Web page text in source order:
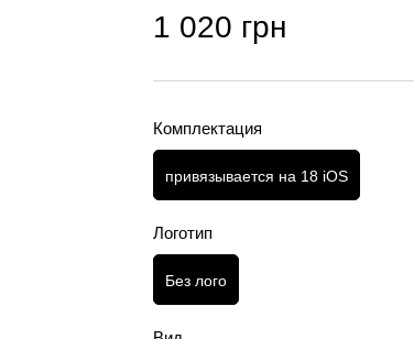
1 020 грн
Комплектация
привязывается на 18 iOS
Логотип
Без лого